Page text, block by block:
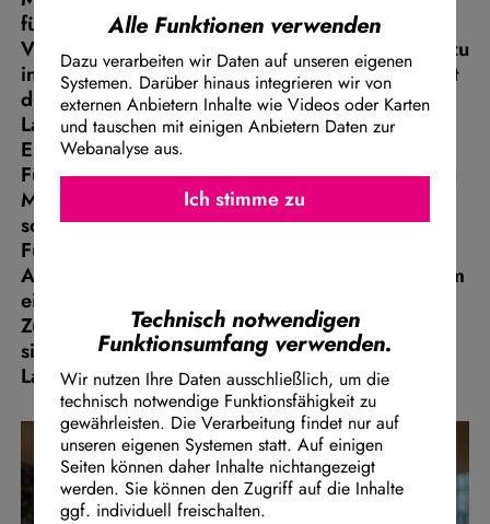
für den Führerschein mit 16 – Für mehr
Verkehrssicherheit und einen früheren Zugang zu
individueller Mobilität“ (Drs. 18/17462) fordert
die FDP-Landtagsfraktion NRW die
Landesregierung auf, sich auf Bundes- und EU-
Ebene für eine Anpassung der
Führerscheinrichtlinie oder wenigstens für einen
Modellversuch in NRW einzusetzen. Zudem
sollen die stark gestiegenen Kosten des
Führerscheinerwerbs gesenkt sowie Prüf- und
Ausbildungskapazitäten ausgeweitet werden, um
einen bezahlbaren, fairen und verlässlichen
Zugang zur individuellen Mobilität
sicherzustellen. Der Antrag wurde heute in den
Landtag eingebracht.
Technisch notwendigen
Funktionsumfang verwenden.
Wir nutzen Ihre Daten ausschließlich, um die
technisch notwendige Funktionsfähigkeit zu
gewährleisten. Die Verarbeitung findet nur auf
unseren eigenen Systemen statt. Auf einigen
Seiten können daher Inhalte nichtangezeigt
werden. Sie können den Zugriff auf die Inhalte
ggf. individuell freischalten.
Alle Funktionen verwenden
Dazu verarbeiten wir Daten auf unseren eigenen
Systemen. Darüber hinaus integrieren wir von
externen Anbietern Inhalte wie Videos oder Karten
und tauschen mit einigen Anbietern Daten zur
Webanalyse aus.
Facebook Embed / Facebook Connect
Google Maps Embed
Ich stimme zu
Ich stimme